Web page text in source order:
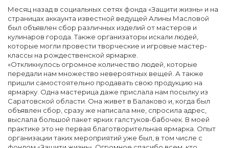
Месяц назад в социальных сетях фонда «Защити жизнь» и на
страницах аккаунта известной ведущей Алины Масловой
был объявлен сбор различных изделий от мастеров и
кулинаров города. Также организаторы искали людей,
которые могли провести творческие и игровые мастер-
классы на рождественской ярмарке.
«Откликнулось огромное количество людей, которые
передали нам множество невероятных вещей. А также
пришли самостоятельно продавать свою продукцию на
ярмарку. Одна мастерица даже прислала нам посылку из
Саратовской области. Она живет в Балаково и, когда был
объявлен сбор, сразу же написала мне, спросила адрес,
выслала большой пакет ярких галстуков-бабочек. В моей
практике это не первая благотворительная ярмарка. Опыт
организации таких мероприятий уже был, в том числе с